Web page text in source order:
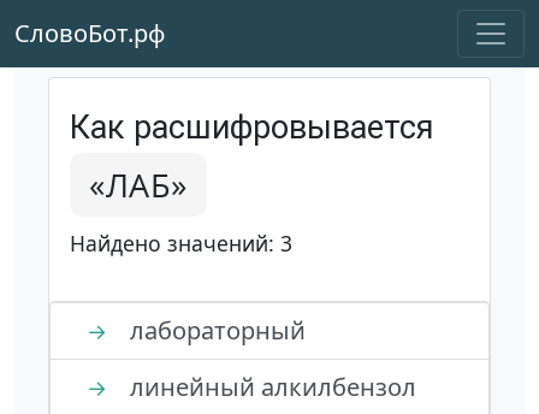
СловоБот.рф
Как расшифровывается
«ЛАБ»
Найдено значений: 3
→ лабораторный
→ линейный алкилбензол